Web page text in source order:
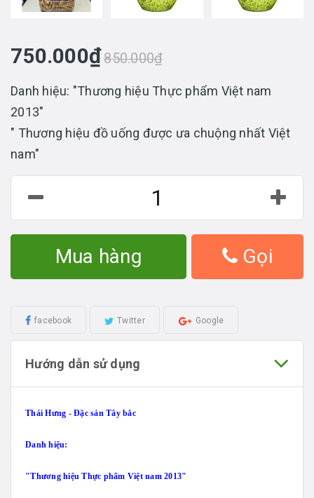
750.000₫850.000₫
Danh hiệu: "Thương hiệu Thực phẩm Việt nam
2013"
" Thương hiệu đồ uống được ưa chuộng nhất Việt
nam"
Mua hàng Gọi
facebook Twitter Google
Hướng dẫn sử dụng
Thái Hưng - Đặc sản Tây bắc
Danh hiệu:
"Thương hiệu Thực phẩm Việt nam 2013"